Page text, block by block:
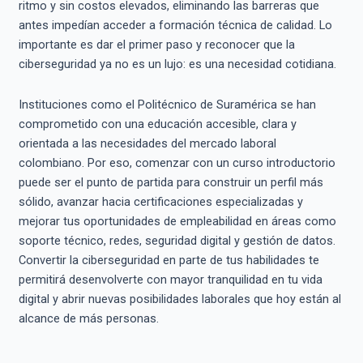
ritmo y sin costos elevados, eliminando las barreras que
antes impedían acceder a formación técnica de calidad. Lo
importante es dar el primer paso y reconocer que la
ciberseguridad ya no es un lujo: es una necesidad cotidiana.
Instituciones como el Politécnico de Suramérica se han
comprometido con una educación accesible, clara y
orientada a las necesidades del mercado laboral
colombiano. Por eso, comenzar con un curso introductorio
puede ser el punto de partida para construir un perfil más
sólido, avanzar hacia certificaciones especializadas y
mejorar tus oportunidades de empleabilidad en áreas como
soporte técnico, redes, seguridad digital y gestión de datos.
Convertir la ciberseguridad en parte de tus habilidades te
permitirá desenvolverte con mayor tranquilidad en tu vida
digital y abrir nuevas posibilidades laborales que hoy están al
alcance de más personas.